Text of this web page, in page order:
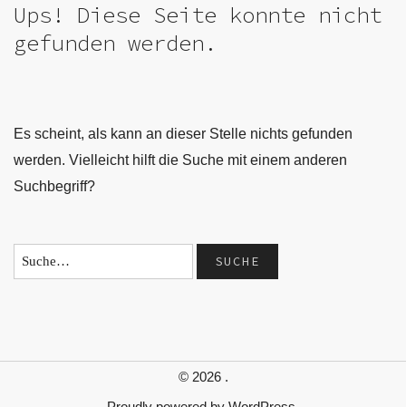
Ups! Diese Seite konnte nicht
gefunden werden.
Es scheint, als kann an dieser Stelle nichts gefunden
werden. Vielleicht hilft die Suche mit einem anderen
Suchbegriff?
© 2026 .